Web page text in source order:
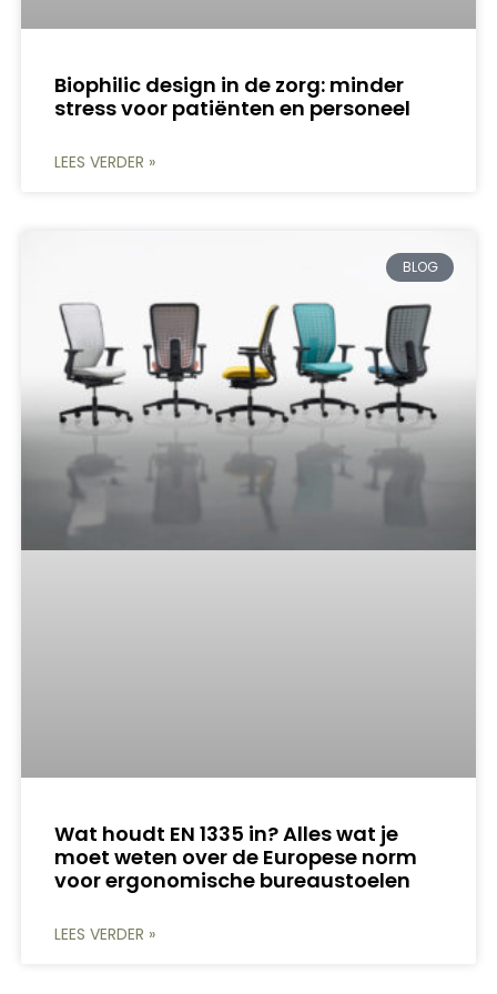
Biophilic design in de zorg: minder
stress voor patiënten en personeel
LEES VERDER »
BLOG
Wat houdt EN 1335 in? Alles wat je
moet weten over de Europese norm
voor ergonomische bureaustoelen
LEES VERDER »